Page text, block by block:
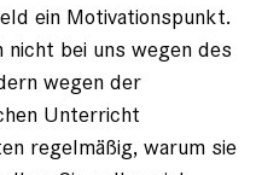
ein Motivationspunkt.
nicht bei uns wegen des
wegen der
Unterricht
regelmäßig, warum sie